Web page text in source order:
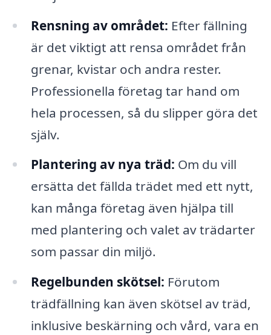
Rensning av området: Efter fällning
är det viktigt att rensa området från
grenar, kvistar och andra rester.
Professionella företag tar hand om
hela processen, så du slipper göra det
själv.
Plantering av nya träd: Om du vill
ersätta det fällda trädet med ett nytt,
kan många företag även hjälpa till
med plantering och valet av trädarter
som passar din miljö.
Regelbunden skötsel: Förutom
trädfällning kan även skötsel av träd,
inklusive beskärning och vård, vara en